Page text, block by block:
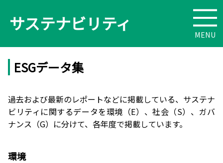
サステナビリティ
ESGデータ集
過去および最新のレポートなどに掲載している、サステナ
ビリティに関するデータを環境（E）、社会（S）、ガバ
ナンス（G）に分けて、各年度で掲載しています。
環境